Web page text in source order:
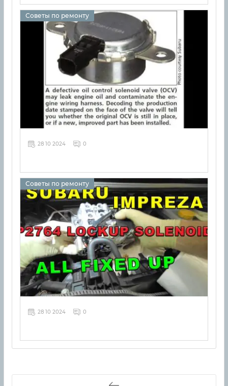
Советы по ремонту
28 10 2024 0
Советы по ремонту
28 10 2024 0